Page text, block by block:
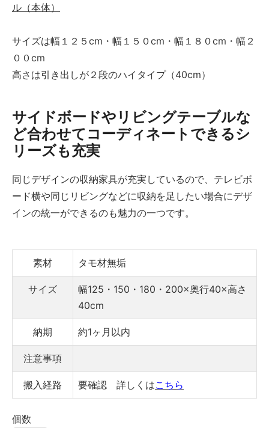
ル（本体）
サイズは幅１２５cm・幅１５０cm・幅１８０cm・幅２
００cm
高さは引き出しが２段のハイタイプ（40cm）
サイドボードやリビングテーブルな
ど合わせてコーディネートできるシ
リーズも充実
同じデザインの収納家具が充実しているので、テレビボ
ード横や同じリビングなどに収納を足したい場合にデザ
インの統一ができるのも魅力の一つです。
素材 タモ材無垢
サイズ
幅125・150・180・200×奥行40×高さ
40cm
納期 約1ヶ月以内
注意事項
搬入経路 要確認 詳しくはこちら
個数